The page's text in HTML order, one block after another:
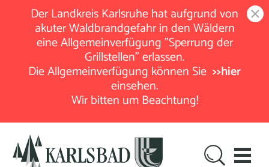
Der Landkreis Karlsruhe hat aufgrund von
akuter Waldbrandgefahr in den Wäldern
eine Allgemeinverfügung "Sperrung der
Grillstellen" erlassen.
Die Allgemeinverfügung können Sie >>hier
einsehen.
Wir bitten um Beachtung!